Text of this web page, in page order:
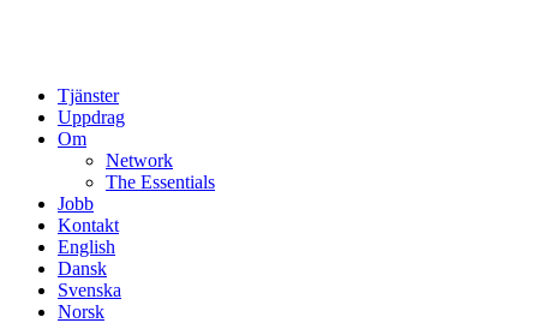
Tjänster
Uppdrag
Om
Network
The Essentials
Jobb
Kontakt
English
Dansk
Svenska
Norsk